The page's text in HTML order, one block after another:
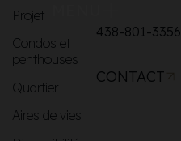
Projet
Condos et
penthouses
Quartier
Aires de vies
438-801-3356
CONTACT